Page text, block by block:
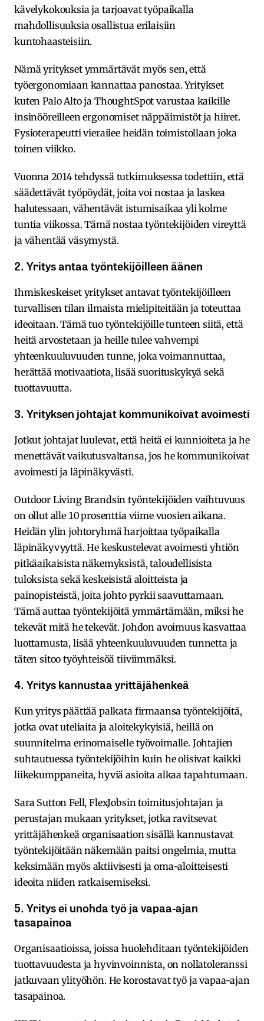
kävelykokouksia ja tarjoavat työpaikalla
mahdollisuuksia osallistua erilaisiin
kuntohaasteisiin.
Nämä yritykset ymmärtävät myös sen, että
työergonomiaan kannattaa panostaa. Yritykset
kuten Palo Alto ja ThoughtSpot varustaa kaikille
insinööreilleen ergonomiset näppäimistöt ja hiiret.
Fysioterapeutti vierailee heidän toimistollaan joka
toinen viikko.
Vuonna 2014 tehdyssä tutkimuksessa todettiin, että
säädettävät työpöydät, joita voi nostaa ja laskea
halutessaan, vähentävät istumisaikaa yli kolme
tuntia viikossa. Tämä nostaa työntekijöiden vireyttä
ja vähentää väsymystä.
2. Yritys antaa työntekijöilleen äänen
Ihmiskeskeiset yritykset antavat työntekijöilleen
turvallisen tilan ilmaista mielipiteitään ja toteuttaa
ideoitaan. Tämä tuo työntekijöille tunteen siitä, että
heitä arvostetaan ja heille tulee vahvempi
yhteenkuuluvuuden tunne, joka voimannuttaa,
herättää motivaatiota, lisää suorituskykyä sekä
tuottavuutta.
3. Yrityksen johtajat kommunikoivat avoimesti
Jotkut johtajat luulevat, että heitä ei kunnioiteta ja he
menettävät vaikutusvaltansa, jos he kommunikoivat
avoimesti ja läpinäkyvästi.
Outdoor Living Brandsin työntekijöiden vaihtuvuus
on ollut alle 10 prosenttia viime vuosien aikana.
Heidän ylin johtoryhmä harjoittaa työpaikalla
läpinäkyvyyttä. He keskustelevat avoimesti yhtiön
pitkäaikaisista näkemyksistä, taloudellisista
tuloksista sekä keskeisistä aloitteista ja
painopisteistä, joita johto pyrkii saavuttamaan.
Tämä auttaa työntekijöitä ymmärtämään, miksi he
tekevät mitä he tekevät. Johdon avoimuus kasvattaa
luottamusta, lisää yhteenkuuluvuuden tunnetta ja
täten sitoo työyhteisöä tiiviimmäksi.
4. Yritys kannustaa yrittäjähenkeä
Kun yritys päättää palkata firmaansa työntekijöitä,
jotka ovat uteliaita ja aloitekykyisiä, heillä on
suunnitelma erinomaiselle työvoimalle. Johtajien
suhtautuessa työntekijöihin kuin he olisivat kaikki
liikekumppaneita, hyviä asioita alkaa tapahtumaan.
Sara Sutton Fell, FlexJobsin toimitusjohtajan ja
perustajan mukaan yritykset, jotka ravitsevat
yrittäjähenkeä organisaation sisällä kannustavat
työntekijöitään näkemään paitsi ongelmia, mutta
keksimään myös aktiivisesti ja oma-aloitteisesti
ideoita niiden ratkaisemiseksi.
5. Yritys ei unohda työ ja vapaa-ajan
tasapainoa
Organisaatioissa, joissa huolehditaan työntekijöiden
tuottavuudesta ja hyvinvoinnista, on nollatoleranssi
jatkuvaan ylityöhön. He korostavat työ ja vapaa-ajan
tasapainoa.